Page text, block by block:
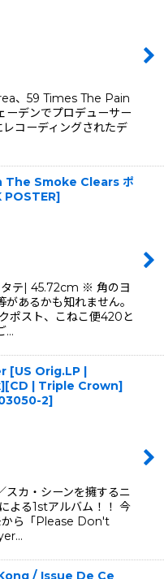
、59 Times The Pain
ーデンでプロデューサー
コーディングされたデ
Smoke Clears ポ
]
テ| 45.72cm ※ 角のヨ
あるかも知れません。
ポスト、こねこ便420と
…
Orig.LP |
| Triple Crown]
2]
スカ・シーンを擁するニ
よる1stアルバム！！ 今
から「Please Don't
/ Issue De Ce